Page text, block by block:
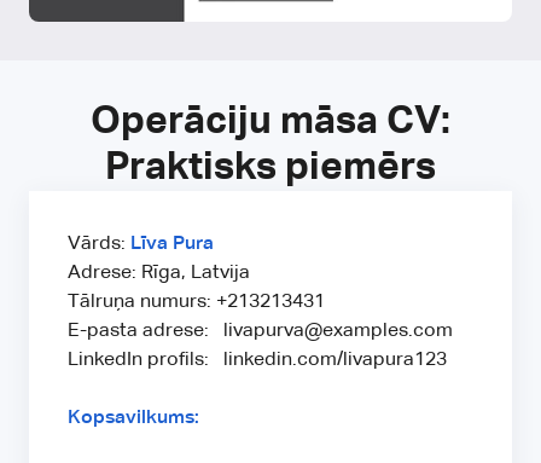
Operāciju māsa CV:
Praktisks piemērs
Vārds: Līva Pura
Adrese: Rīga, Latvija
Tālruņa numurs: +213213431
E-pasta adrese: livapurva@examples.com
LinkedIn profils: linkedin.com/livapura123
Kopsavilkums: